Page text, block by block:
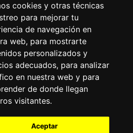
cookies y otras técnicas
para mejorar tu
de navegación en
web, para mostrarte
personalizados y
adecuados, para analizar
en nuestra web y para
de donde llegan
visitantes.
Aceptar